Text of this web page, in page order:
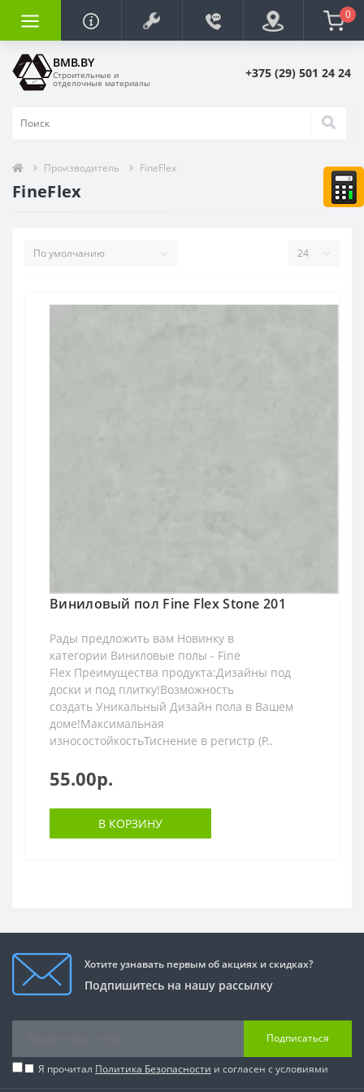
0
BMB.BY
Строительные и
отделочные материалы
+375 (29) 501 24 24
Производитель FineFlex
FineFlex
Виниловый пол Fine Flex Stone 201
Рады предложить вам Новинку в
категории Виниловые полы - Fine
Flex Преимущества продукта:Дизайны под
доски и под плитку!Возможность
создать Уникальный Дизайн пола в Вашем
доме!Максимальная
износостойкостьТиснение в регистр (Р..
55.00р.
В КОРЗИНУ
Хотите узнавать первым об акциях и скидках?
Подпишитесь на нашу рассылку
Подписаться
Я прочитал Политика Безопасности и согласен с условиями